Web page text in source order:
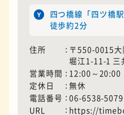
モーニング
四つ橋線「四ツ橋
徒歩約2分
住所
〒550-0015
堀江1-11-1 三
営業時間
12:00～20:00
定休日
無休
電話番号
06-6538-5079
URL
https://